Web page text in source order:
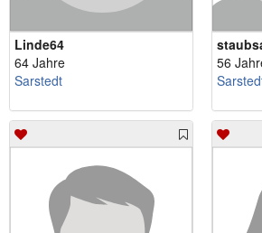
Linde64
64 Jahre
Sarstedt
56